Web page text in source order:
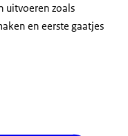
uitvoeren zoals
en eerste gaatjes